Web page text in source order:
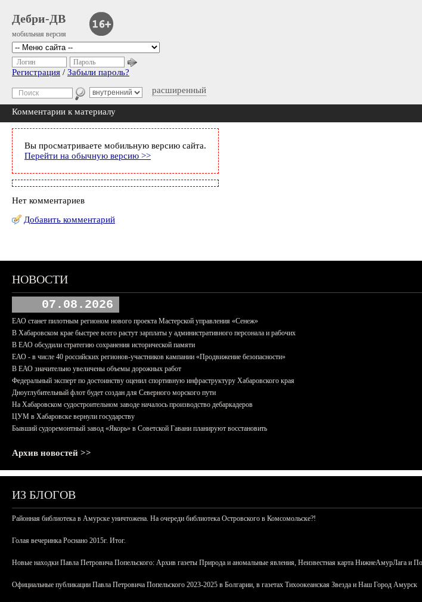
Дебри-ДВ
мобильная версия
расширенный
Логин Пароль
Регистрация / Забыли пароль?
Комментарии к материалу
Вы просматриваете мобильную версию сайта.
Перейти на обычную версию >>
Нет комментариев
Добавить комментарий
НОВОСТИ
07.08.2026
ЕАО станет пилотным регионом нового проекта Мастерской управления «Сенеж»
В Хабаровском крае быстрее всего растут зарплаты у административного персонала и рабочих
В ЕАО обсудили стратегию сохранения исторической памяти
ЕАО - в числе 40 российских регионов-участников кампании «Продвижение безопасности»
В ЕАО значительно увеличены объемы дорожных работ
Федеральный эксперт по достоинству оценил спортивную инфраструктуру Хабаровского края
Дноуглубительный флот будет создан для Северного морского пути
На Хабаровском судостроительном заводе началось производство дебаркадеров
ЦУМ в Хабаровске вернули государству
Бывший судоремонтный завод «Якорь» в Советской Гавани планируют восстановить
Архив новостей >>
ИЗ БЛОГОВ
Районная библиотека в Амурске уничтожена. На очереди библиотека Островского в Комсомольске?!
Голая вечеринка Роснано 2015г. Итог.
Новые находки Павла Петровича Попельского: Архив газеты Природа и аномальные явления, Неизвестная карта НижнеАмурЛага и
Официальные публикации Павла Петровича Попельского 2023-2025 в Болгарии, в газетах Тихоокеанская Звезда и Наш Город Амурск